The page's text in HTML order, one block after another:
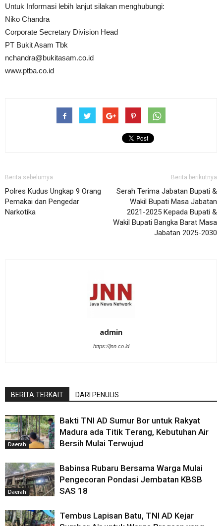
Untuk Informasi lebih lanjut silakan menghubungi:
Niko Chandra
Corporate Secretary Division Head
PT Bukit Asam Tbk
nchandra@bukitasam.co.id
www.ptba.co.id
Berita sebelumya
Polres Kudus Ungkap 9 Orang
Pemakai dan Pengedar
Narkotika
Berita berikutnya
Serah Terima Jabatan Bupati &
Wakil Bupati Masa Jabatan
2021-2025 Kepada Bupati &
Wakil Bupati Bangka Barat Masa
Jabatan 2025-2030
admin
https://jnn.co.id
BERITA TERKAIT DARI PENULIS
Daerah
Bakti TNI AD Sumur Bor untuk Rakyat
Madura ada Titik Terang, Kebutuhan Air
Bersih Mulai Terwujud
Daerah
Babinsa Rubaru Bersama Warga Mulai
Pengecoran Pondasi Jembatan KBSB
SAS 18
Tembus Lapisan Batu, TNI AD Kejar